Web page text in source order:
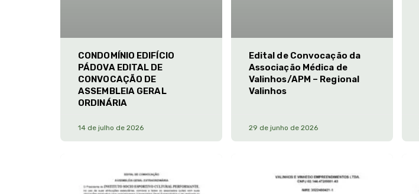
CONDOMÍNIO EDIFÍCIO
PÁDOVA EDITAL DE
CONVOCAÇÃO DE
ASSEMBLEIA GERAL
ORDINÁRIA
14 de julho de 2026
Edital de Convocação da
Associação Médica de
Valinhos/APM – Regional
Valinhos
29 de junho de 2026